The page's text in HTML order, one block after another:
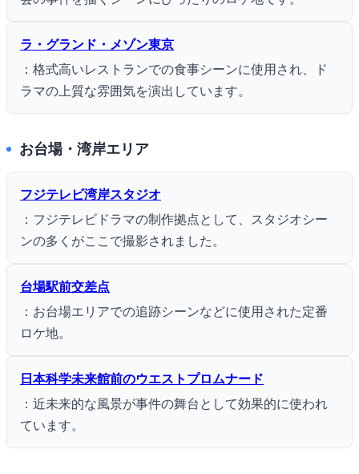
ラ・グランド・メゾン東京
：格式高いレストランでの食事シーンに使用され、ド
ラマの上質な雰囲気を演出しています。
お台場・湾岸エリア
フジテレビ湾岸スタジオ
：フジテレビドラマの制作拠点として、スタジオシー
ンの多くがここで撮影されました。
台場駅前交差点
：お台場エリアでの追跡シーンなどに使用された定番
ロケ地。
日本科学未来館前のウエストプロムナード
：近未来的な風景が事件の舞台として効果的に使われ
ています。